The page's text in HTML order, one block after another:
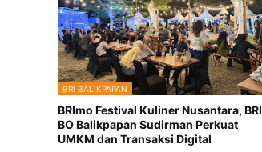
BRI BALIKPAPAN
BRImo Festival Kuliner Nusantara, BRI
BO Balikpapan Sudirman Perkuat
UMKM dan Transaksi Digital